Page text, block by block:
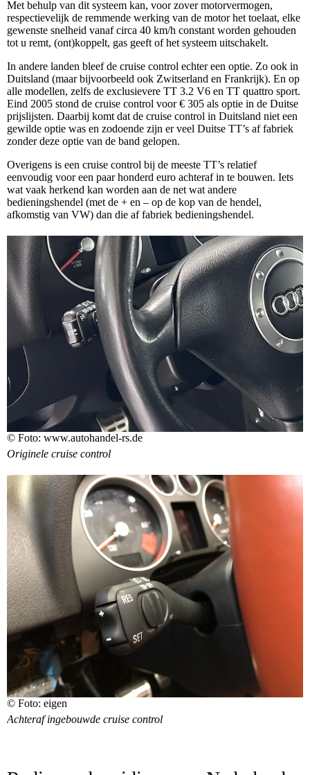
Met behulp van dit systeem kan, voor zover motorvermogen,
respectievelijk de remmende werking van de motor het toelaat, elke
gewenste snelheid vanaf circa 40 km/h constant worden gehouden
tot u remt, (ont)koppelt, gas geeft of het systeem uitschakelt.
In andere landen bleef de cruise control echter een optie. Zo ook in
Duitsland (maar bijvoorbeeld ook Zwitserland en Frankrijk). En op
alle modellen, zelfs de exclusievere TT 3.2 V6 en TT quattro sport.
Eind 2005 stond de cruise control voor € 305 als optie in de Duitse
prijslijsten. Daarbij komt dat de cruise control in Duitsland niet een
gewilde optie was en zodoende zijn er veel Duitse TT’s af fabriek
zonder deze optie van de band gelopen.
Overigens is een cruise control bij de meeste TT’s relatief
eenvoudig voor een paar honderd euro achteraf in te bouwen. Iets
wat vaak herkend kan worden aan de net wat andere
bedieningshendel (met de + en – op de kop van de hendel,
afkomstig van VW) dan die af fabriek bedieningshendel.
© Foto: www.autohandel-rs.de
Originele cruise control
© Foto: eigen
Achteraf ingebouwde cruise control